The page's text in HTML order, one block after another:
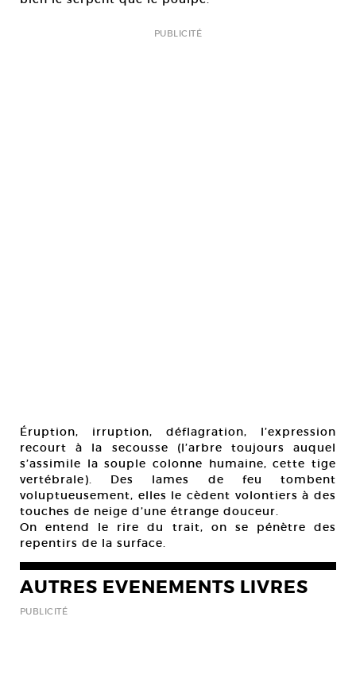
PUBLICITÉ
Éruption, irruption, déflagration, l’expression
recourt à la secousse (l’arbre toujours auquel
s’assimile la souple colonne humaine, cette tige
vertébrale). Des lames de feu tombent
voluptueusement, elles le cèdent volontiers à des
touches de neige d’une étrange douceur.
On entend le rire du trait, on se pénètre des
repentirs de la surface.
AUTRES EVENEMENTS LIVRES
PUBLICITÉ